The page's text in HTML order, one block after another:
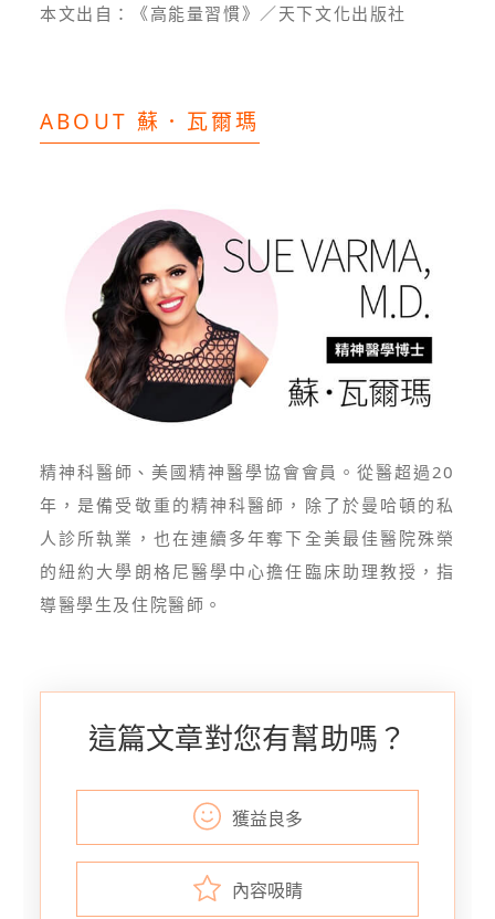
本文出自：《高能量習慣》／天下文化出版社
ABOUT 蘇．瓦爾瑪
精神科醫師、美國精神醫學協會會員。從醫超過20
年，是備受敬重的精神科醫師，除了於曼哈頓的私
人診所執業，也在連續多年奪下全美最佳醫院殊榮
的紐約大學朗格尼醫學中心擔任臨床助理教授，指
導醫學生及住院醫師。
這篇文章對您有幫助嗎？
獲益良多
內容吸睛